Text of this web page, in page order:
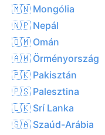
🇲🇳 Mongólia
🇳🇵 Nepál
🇴🇲 Omán
🇦🇲 Örményország
🇵🇰 Pakisztán
🇵🇸 Palesztina
🇱🇰 Srí Lanka
🇸🇦 Szaúd-Arábia